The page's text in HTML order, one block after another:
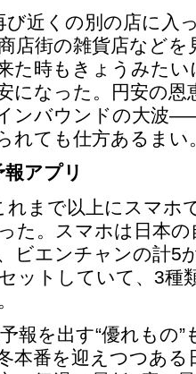
び近くの別の店に入
店街の雑貨店などを
た時もきょうみた
になった。円安の恩
ンバウンドの大波
れても仕方あるまい
アプリ
れまで以上にスマホ
た。スマホは日本の
ビエンチャンの計5
ットしていて、3種
報を出す“優れもの
本番を迎えつつあ